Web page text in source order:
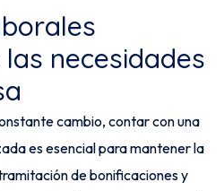
necesidades
cambio, contar con una
es esencial para mantener la
de bonificaciones y